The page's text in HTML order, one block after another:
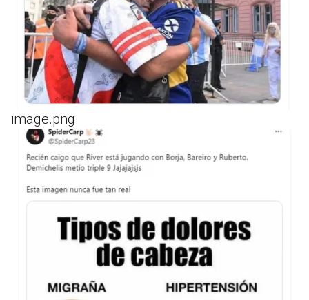
image.png